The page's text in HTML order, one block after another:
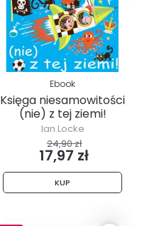
Ebook
Księga niesamowitości
(nie) z tej ziemi!
Ian Locke
24,90 zł
17,97 zł
KUP